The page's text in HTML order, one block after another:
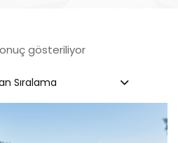
gösteriliyor
Sıralama